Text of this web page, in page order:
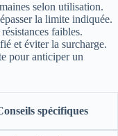
selon utilisation.
la limite indiquée.
faibles.
et éviter la surcharge.
pour anticiper un
spécifiques